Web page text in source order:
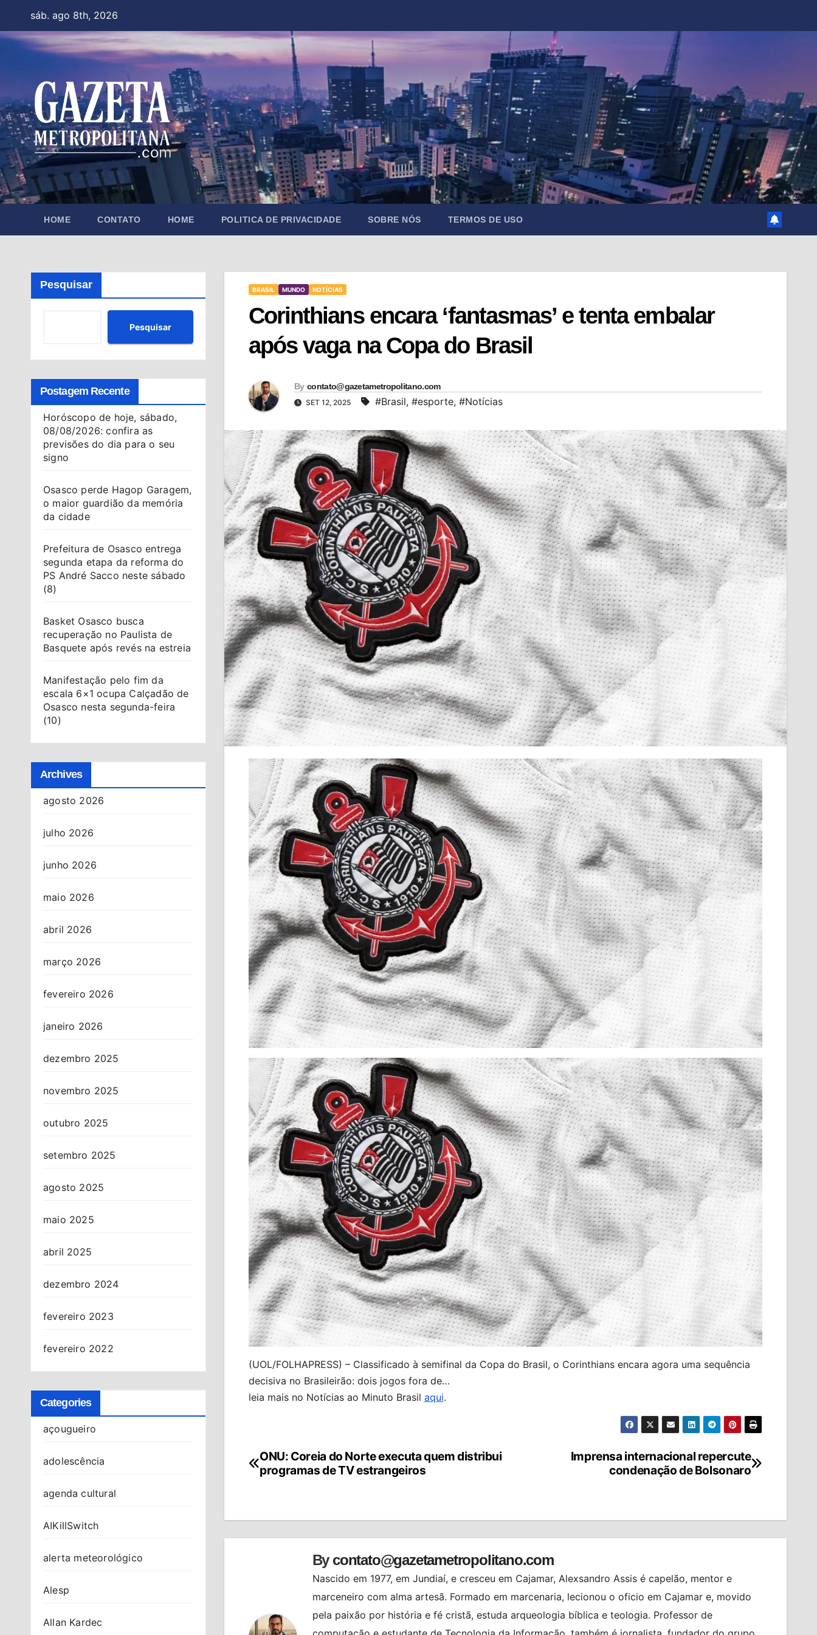
content
sáb. ago 8th, 2026
HOME CONTATO HOME POLITICA DE PRIVACIDADE SOBRE NÓS TERMOS DE USO
Pesquisar
Pesquisar
Postagem Recente
Horóscopo de hoje, sábado,
08/08/2026: confira as
previsões do dia para o seu
signo
Osasco perde Hagop Garagem,
o maior guardião da memória
da cidade
Prefeitura de Osasco entrega
segunda etapa da reforma do
PS André Sacco neste sábado
(8)
Basket Osasco busca
recuperação no Paulista de
Basquete após revés na estreia
Manifestação pelo fim da
escala 6×1 ocupa Calçadão de
Osasco nesta segunda-feira
(10)
Archives
agosto 2026
julho 2026
junho 2026
maio 2026
abril 2026
março 2026
fevereiro 2026
janeiro 2026
dezembro 2025
novembro 2025
outubro 2025
setembro 2025
agosto 2025
maio 2025
abril 2025
dezembro 2024
fevereiro 2023
fevereiro 2022
Categories
açougueiro
adolescência
agenda cultural
AIKillSwitch
alerta meteorológico
Alesp
Allan Kardec
BRASIL MUNDO NOTÍCIAS
Corinthians encara ‘fantasmas’ e tenta embalar
após vaga na Copa do Brasil
By contato@gazetametropolitano.com
SET 12, 2025 #Brasil, #esporte, #Notícias
(UOL/FOLHAPRESS) – Classificado à semifinal da Copa do Brasil, o Corinthians encara agora uma sequência
decisiva no Brasileirão: dois jogos fora de…
leia mais no Notícias ao Minuto Brasil aqui.
Navegação
Imprensa internacional repercute
condenação de Bolsonaro
ONU: Coreia do Norte executa quem distribui
programas de TV estrangeiros
By contato@gazetametropolitano.com
Nascido em 1977, em Jundiaí, e cresceu em Cajamar, Alexsandro Assis é capelão, mentor e
marceneiro com alma artesã. Formado em marcenaria, lecionou o oficio em Cajamar e, movido
pela paixão por história e fé cristã, estuda arqueologia bíblica e teologia. Professor de